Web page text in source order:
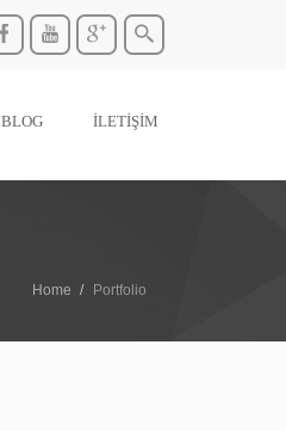
BLOG İLETİŞİM
Home Portfolio